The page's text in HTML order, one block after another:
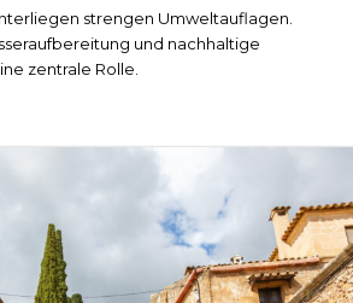
strengen Umweltauflagen.
und nachhaltige
zentrale Rolle.